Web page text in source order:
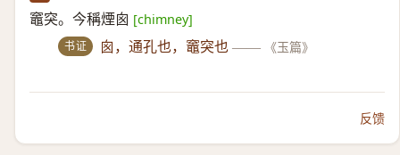
竈突。今稱煙囪 [chimney]
书证 囪，通孔也，竈突也 —— 《玉篇》
反馈